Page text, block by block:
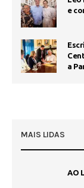
e
a
MAIS LIDAS
AO